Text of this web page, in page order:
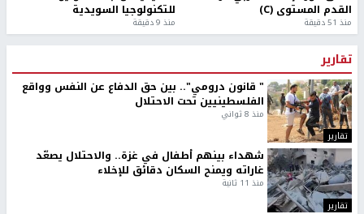
القدم المستوى (C)
منذ 51 دقيقة
للتكنولوجيا السويدية
منذ 9 دقيقة
تقارير
تقارير
" قانون درومي".. بين حق الدفاع عن النفس وواقع
الفلسطينيين تحت الاحتلال
منذ 8 ثواني
تقارير
شهداء بينهم أطفال في غزة.. والاحتلال يصعّد
غاراته ويمنح السكان دقائق للإخلاء
منذ 11 ثانية